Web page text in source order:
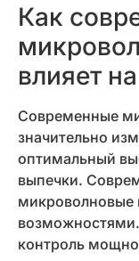
Как
влияет
Современные
значительно
оптимальный
выпечки.
контроль